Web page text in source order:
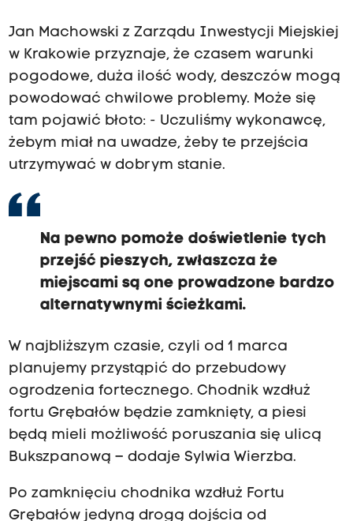
Jan Machowski z Zarządu Inwestycji Miejskiej
w Krakowie przyznaje, że czasem warunki
pogodowe, duża ilość wody, deszczów mogą
powodować chwilowe problemy. Może się
tam pojawić błoto: - Uczuliśmy wykonawcę,
żebym miał na uwadze, żeby te przejścia
utrzymywać w dobrym stanie.
Na pewno pomoże doświetlenie tych
przejść pieszych, zwłaszcza że
miejscami są one prowadzone bardzo
alternatywnymi ścieżkami.
W najbliższym czasie, czyli od 1 marca
planujemy przystąpić do przebudowy
ogrodzenia fortecznego. Chodnik wzdłuż
fortu Grębałów będzie zamknięty, a piesi
będą mieli możliwość poruszania się ulicą
Bukszpanową – dodaje Sylwia Wierzba.
Po zamknięciu chodnika wzdłuż Fortu
Grębałów jedyną drogą dojścia od